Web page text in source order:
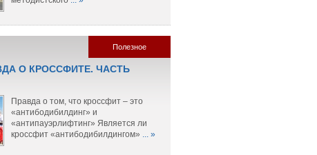
Полезное
О КРОССФИТЕ. ЧАСТЬ
Правда о том, что кроссфит – это
«антибодибилдинг» и
«антипауэрлифтинг» Является ли
кроссфит «антибодибилдингом» ... »